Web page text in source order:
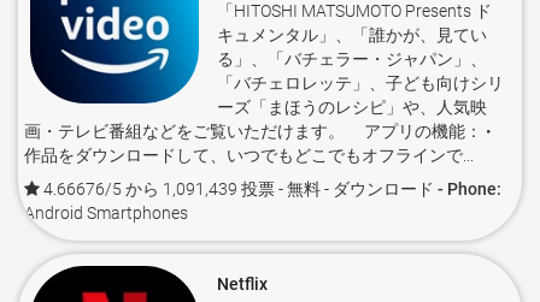
「HITOSHI MATSUMOTO Presents ド
キュメンタル」、「誰かが、見てい
る」、「バチェラー・ジャパン」、
「バチェロレッテ」、子ども向けシリ
ーズ「まほうのレシピ」や、人気映
画・テレビ番組などをご覧いただけます。 アプリの機能： •
作品をダウンロードして、いつでもどこでもオフラインで...
4.66676/5 から 1,091,439 投票- 無料 - ダウンロード - Phone:
Android Smartphones
Netflix